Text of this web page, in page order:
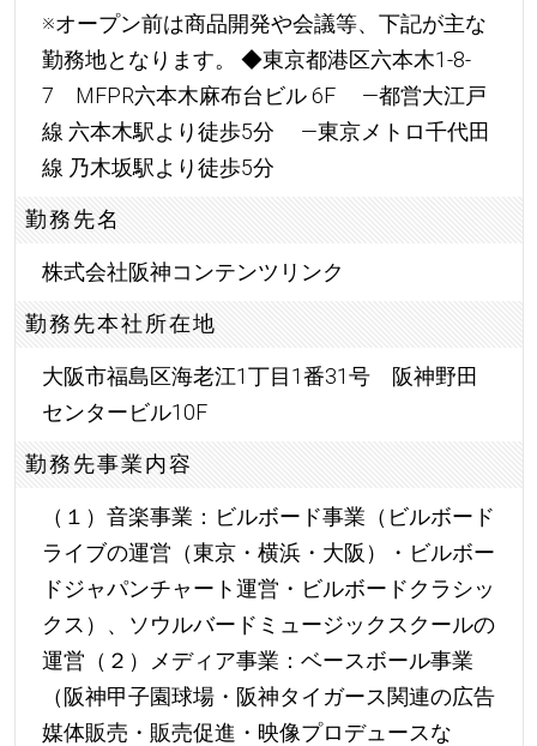
※オープン前は商品開発や会議等、下記が主な
勤務地となります。 ◆東京都港区六本木1-8-
7 MFPR六本木麻布台ビル 6F ―都営大江戸
線 六本木駅より徒歩5分 ―東京メトロ千代田
線 乃木坂駅より徒歩5分
勤務先名
株式会社阪神コンテンツリンク
勤務先本社所在地
大阪市福島区海老江1丁目1番31号 阪神野田
センタービル10F
勤務先事業内容
（１）音楽事業：ビルボード事業（ビルボード
ライブの運営（東京・横浜・大阪）・ビルボー
ドジャパンチャート運営・ビルボードクラシッ
クス）、ソウルバードミュージックスクールの
運営（２）メディア事業：ベースボール事業
（阪神甲子園球場・阪神タイガース関連の広告
媒体販売・販売促進・映像プロデュースな